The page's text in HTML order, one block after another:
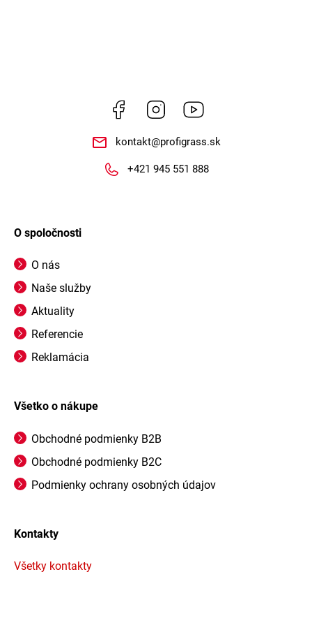
Facebook Instagram
kontakt@profigrass.sk
+421 945 551 888
O spoločnosti
O nás
Naše služby
Aktuality
Referencie
Reklamácia
Všetko o nákupe
Obchodné podmienky B2B
Obchodné podmienky B2C
Podmienky ochrany osobných údajov
Kontakty
Všetky kontakty